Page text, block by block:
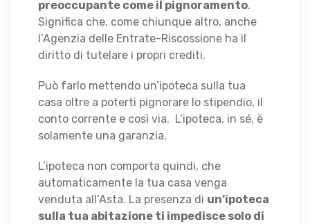
preoccupante come il pignoramento.
Significa che, come chiunque altro, anche
l’Agenzia delle Entrate-Riscossione ha il
diritto di tutelare i propri crediti.
Può farlo mettendo un’ipoteca sulla tua
casa oltre a poterti pignorare lo stipendio, il
conto corrente e così via. L’ipoteca, in sé, è
solamente una garanzia.
L’ipoteca non comporta quindi, che
automaticamente la tua casa venga
venduta all’Asta. La presenza di un’ipoteca
sulla tua abitazione ti impedisce solo di